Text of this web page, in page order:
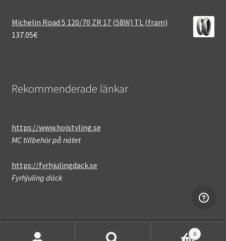
Michelin Road 5 120/70 ZR 17 (58W) TL (fram)
137.05€
Rekommenderade länkar
https://www.hojstyling.se
MC tillbehör på nätet
https://fyrhjulingdack.se
Fyrhjuling däck
0